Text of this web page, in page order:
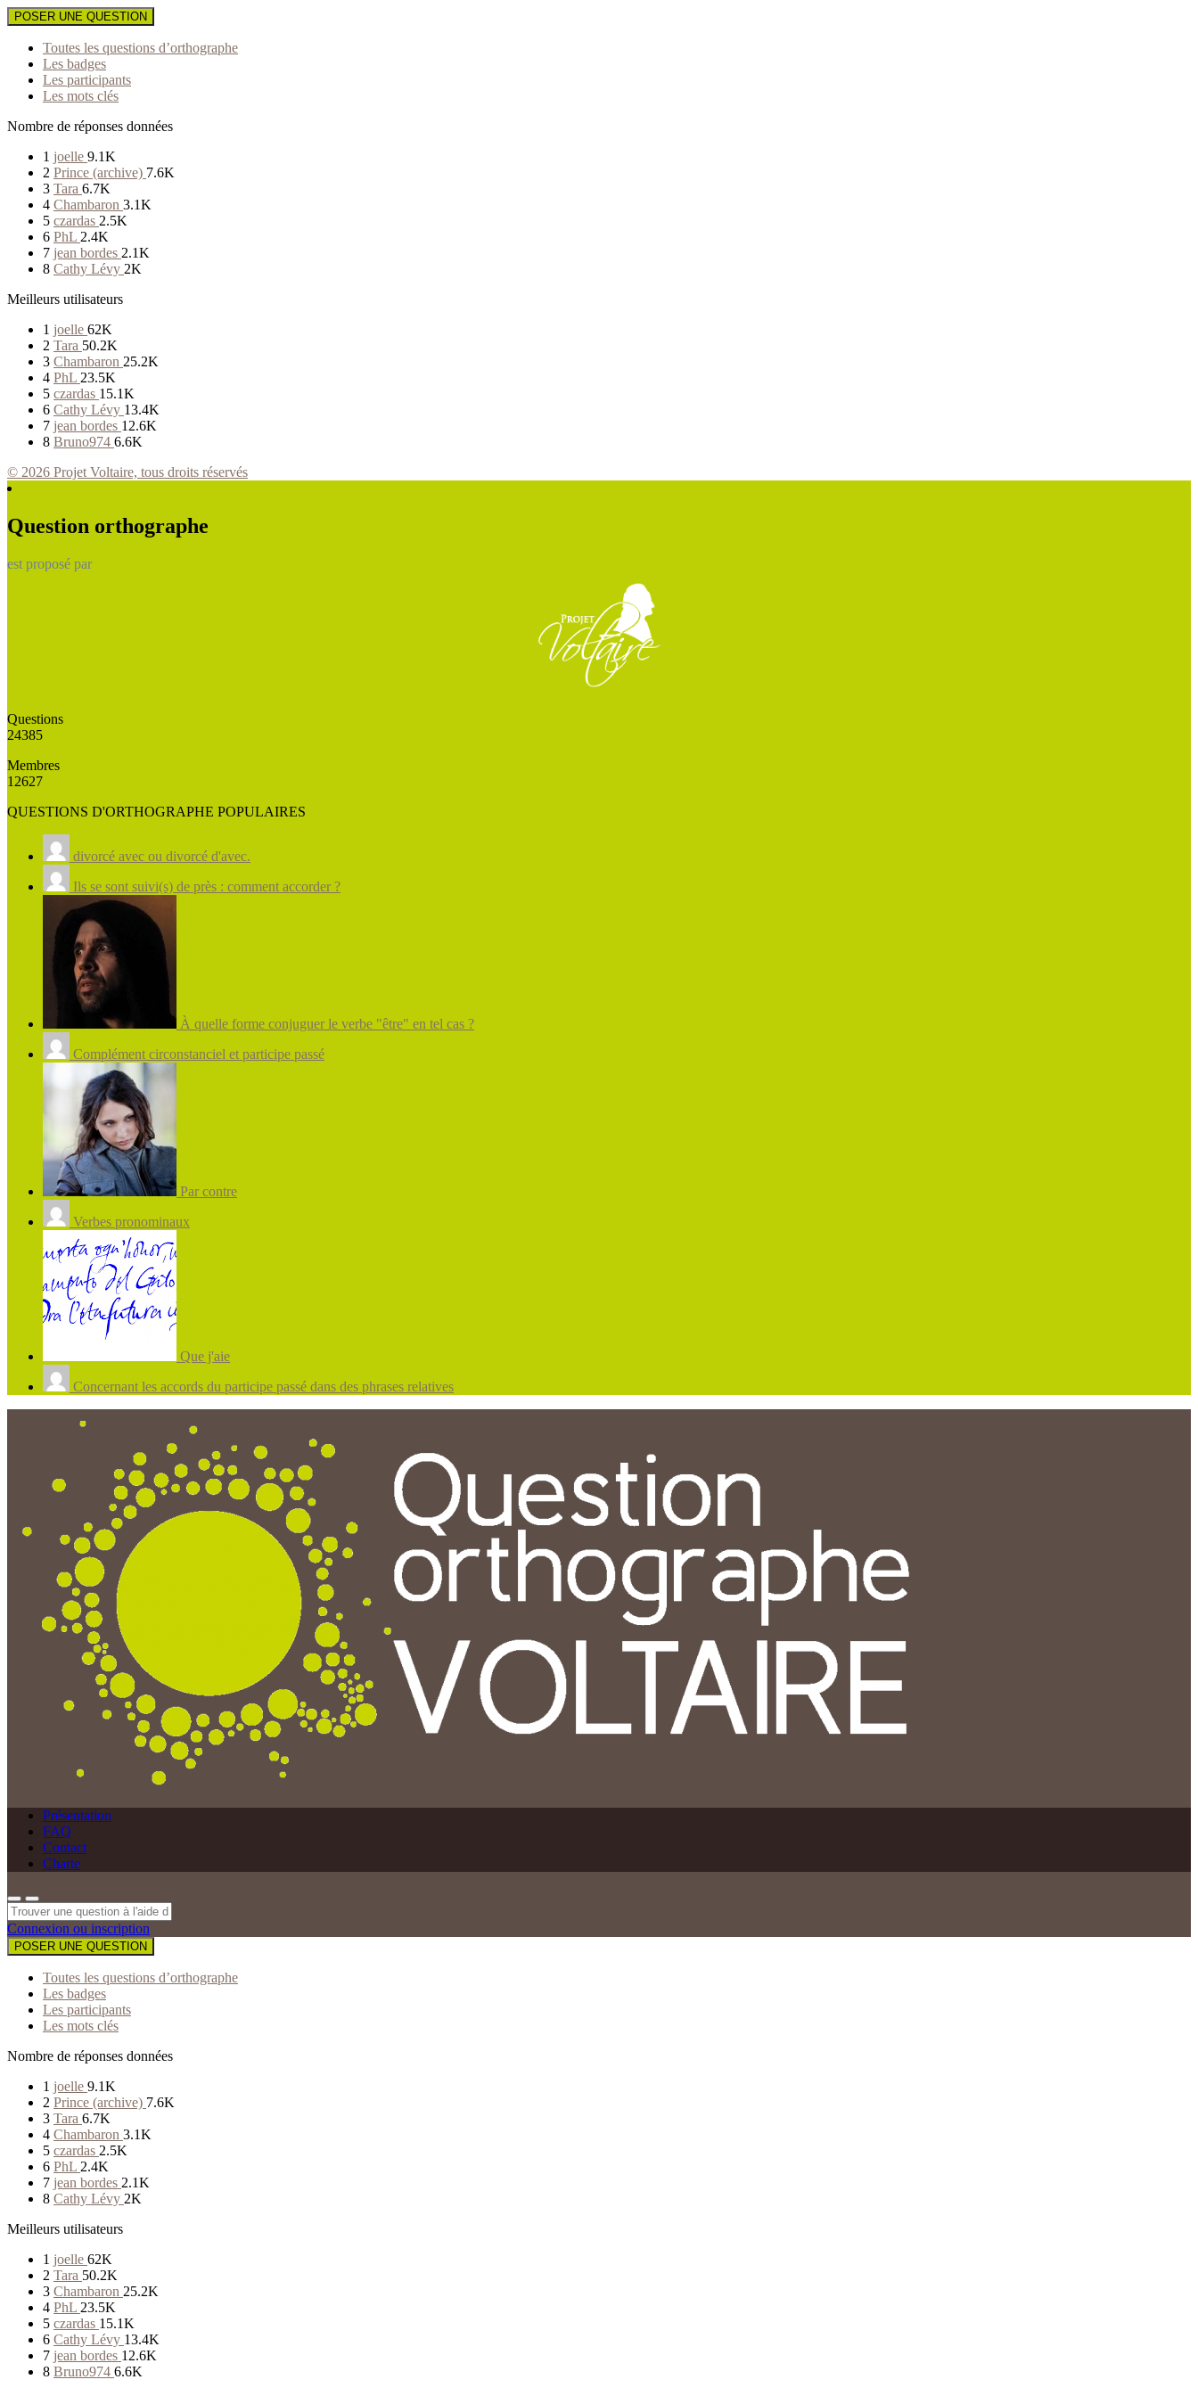
POSER UNE QUESTION
Toutes les questions d’orthographe
Les badges
Les participants
Les mots clés
Nombre de réponses données
1 joelle 9.1K
2 Prince (archive) 7.6K
3 Tara 6.7K
4 Chambaron 3.1K
5 czardas 2.5K
6 PhL 2.4K
7 jean bordes 2.1K
8 Cathy Lévy 2K
Meilleurs utilisateurs
1 joelle 62K
2 Tara 50.2K
3 Chambaron 25.2K
4 PhL 23.5K
5 czardas 15.1K
6 Cathy Lévy 13.4K
7 jean bordes 12.6K
8 Bruno974 6.6K
© 2026 Projet Voltaire, tous droits réservés
Question orthographe
est proposé par
Questions
24385
Membres
12627
QUESTIONS D'ORTHOGRAPHE POPULAIRES
divorcé avec ou divorcé d'avec.
Ils se sont suivi(s) de près : comment accorder ?
À quelle forme conjuguer le verbe "être" en tel cas ?
Complément circonstanciel et participe passé
Par contre
Verbes pronominaux
Que j'aie
Concernant les accords du participe passé dans des phrases relatives
Présentation
FAQ
Contact
Charte
Connexion ou inscription
POSER UNE QUESTION
Toutes les questions d’orthographe
Les badges
Les participants
Les mots clés
Nombre de réponses données
1 joelle 9.1K
2 Prince (archive) 7.6K
3 Tara 6.7K
4 Chambaron 3.1K
5 czardas 2.5K
6 PhL 2.4K
7 jean bordes 2.1K
8 Cathy Lévy 2K
Meilleurs utilisateurs
1 joelle 62K
2 Tara 50.2K
3 Chambaron 25.2K
4 PhL 23.5K
5 czardas 15.1K
6 Cathy Lévy 13.4K
7 jean bordes 12.6K
8 Bruno974 6.6K